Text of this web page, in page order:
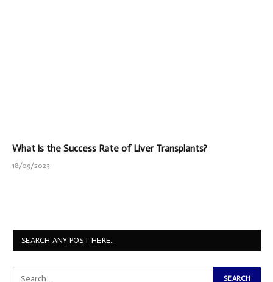
What is the Success Rate of Liver Transplants?
18/09/2023
SEARCH ANY POST HERE..